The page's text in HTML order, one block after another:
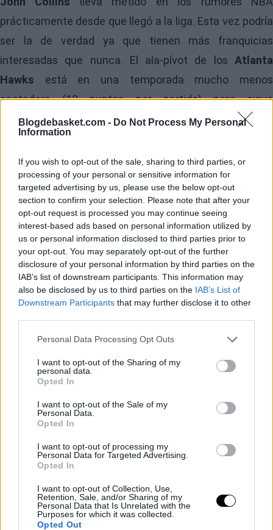
Blogdebasket.com - Do Not Process My Personal
Information
If you wish to opt-out of the sale, sharing to third parties, or
processing of your personal or sensitive information for
targeted advertising by us, please use the below opt-out
section to confirm your selection. Please note that after your
opt-out request is processed you may continue seeing
interest-based ads based on personal information utilized by
us or personal information disclosed to third parties prior to
your opt-out. You may separately opt-out of the further
disclosure of your personal information by third parties on the
IAB’s list of downstream participants. This information may
also be disclosed by us to third parties on the IAB’s List of
Downstream Participants that may further disclose it to other
Personal Data Processing Opt Outs
I want to opt-out of the Sharing of my
personal data.
Opted In
I want to opt-out of the Sale of my
Personal Data.
Opted In
I want to opt-out of processing my
Personal Data for Targeted Advertising.
Opted In
I want to opt-out of Collection, Use,
Retention, Sale, and/or Sharing of my
Personal Data that Is Unrelated with the
Purposes for which it was collected.
Opted Out
prácticamente desde que llegó a la liga. Esta vez podría
ser la de verdad ya que tienen más franquicias
interesadas que nunca. El ala-pívot de los Atlanta
Hawks está en una temporada mucho menos
anotadora (12 puntos por partido) pero sigue
participando en el juego del equipo. Tiene mucha
importancia, sobretodo defensivamente. Pero es cierto
que la llegada de Dejounte Murrayle ha perjudicado a la
hora de sumar en ataque. Y al parecer querría tener
más protagonismo en ese sector. Los equipos que
estarían dispuestos a hacerse con sus servicios son:
Utah Jazz, Washington Wizards, Brooklyn Nets,
Dallas Mavericks yPhoenix Suns.